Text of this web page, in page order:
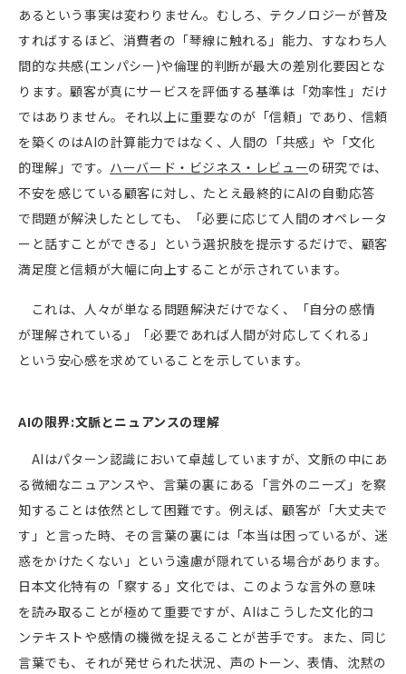
あるという事実は変わりません。むしろ、テクノロジーが普及
すればするほど、消費者の「琴線に触れる」能力、すなわち人
間的な共感(エンパシー)や倫理的判断が最大の差別化要因とな
ります。顧客が真にサービスを評価する基準は「効率性」だけ
ではありません。それ以上に重要なのが「信頼」であり、信頼
を築くのはAIの計算能力ではなく、人間の「共感」や「文化
的理解」です。 ハーバード・ビジネス・レビューの研究では、
不安を感じている顧客に対し、たとえ最終的にAIの自動応答
で問題が解決したとしても、「必要に応じて人間のオペレータ
ーと話すことができる」という選択肢を提示するだけで、顧客
満足度と信頼が大幅に向上することが示されています。
これは、人々が単なる問題解決だけでなく、「自分の感情
が理解されている」「必要であれば人間が対応してくれる」
という安心感を求めていることを示しています。
AIの限界:文脈とニュアンスの理解
AI はパターン認識において卓越していますが、文脈の中にあ
る微細なニュアンスや、言葉の裏にある「言外のニーズ」を察
知することは依然として困難です。例えば、顧客が「大丈夫で
す」と言った時、その言葉の裏には「本当は困っているが、迷
惑をかけたくない」という遠慮が隠れている場合があります。
日本文化特有の「察する」文化では、このような言外の意味
を読み取ることが極めて重要ですが、AIはこうした文化的コ
ンテキストや感情の機微を捉えることが苦手です。また、同じ
言葉でも、それが発せられた状況、声のトーン、表情、沈黙の